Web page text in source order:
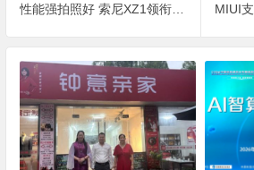
性能强拍照好 索尼XZ1领衔高颜值手机推荐